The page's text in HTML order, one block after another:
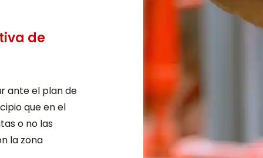
de
ante el plan de
que en el
o no las
la zona